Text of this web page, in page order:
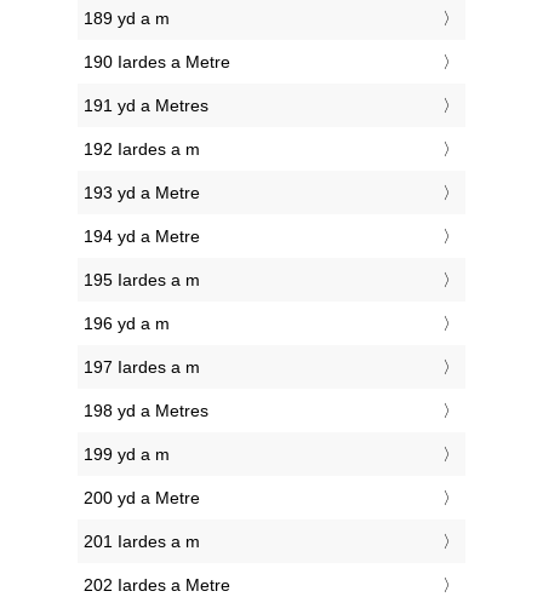
189 yd a m
190 Iardes a Metre
191 yd a Metres
192 Iardes a m
193 yd a Metre
194 yd a Metre
195 Iardes a m
196 yd a m
197 Iardes a m
198 yd a Metres
199 yd a m
200 yd a Metre
201 Iardes a m
202 Iardes a Metre